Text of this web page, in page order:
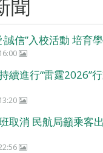
聞
誠信”入校活動 培育
續進行“雷霆2026”
取消 民航局籲乘客